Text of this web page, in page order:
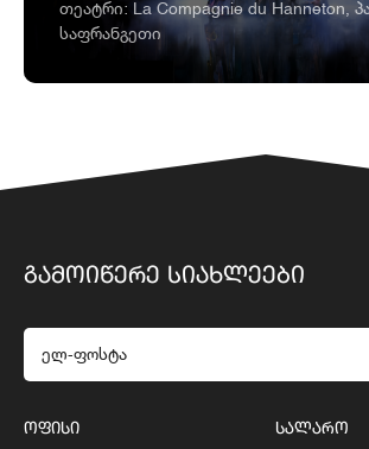
თეატრი: La Compagnie du Hanneton,
საფრანგეთი
ᲒᲐᲛᲝᲘᲬᲔᲠᲔ ᲡᲘᲐᲮᲚᲔᲔᲑᲘ
ᲝᲤᲘᲡᲘ ᲡᲐᲚᲐᲠᲝ